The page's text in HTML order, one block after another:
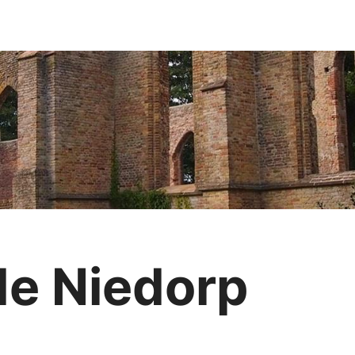
Niedorp